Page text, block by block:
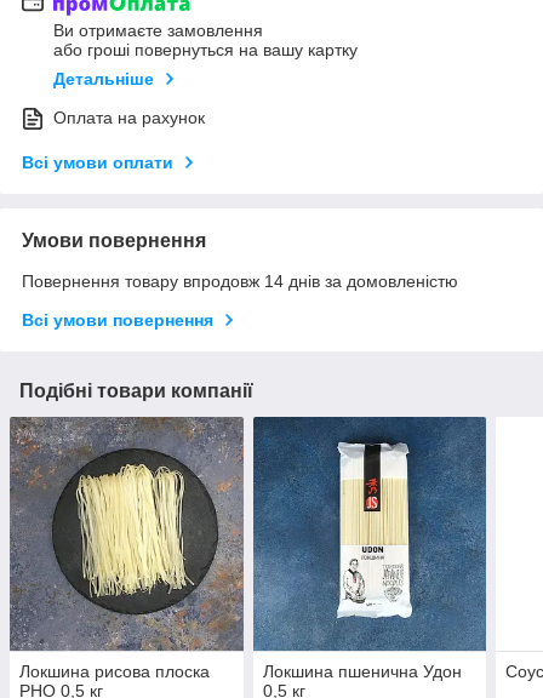
Ви отримаєте замовлення
або гроші повернуться на вашу картку
Детальніше
Оплата на рахунок
Всі умови оплати
Умови повернення
Повернення товару впродовж 14 днів за домовленістю
Всі умови повернення
Подібні товари компанії
Локшина рисова плоска
РНО 0,5 кг
Локшина пшенична Удон
0,5 кг